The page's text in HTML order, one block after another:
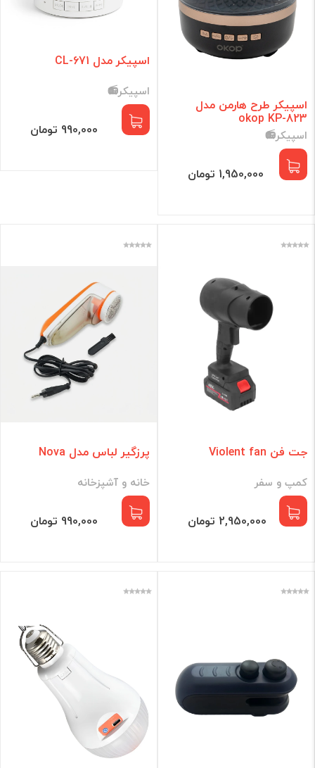
اسپیکر طرح هارمن مدل
okop KP-823
اسپیکر📻
1,950,000 تومان
اسپیکر مدل CL-671
اسپیکر📻
990,000 تومان
جت فن Violent fan
کمپ و سفر
2,950,000 تومان
پرزگیر لباس مدل Nova
خانه و آشپزخانه
990,000 تومان